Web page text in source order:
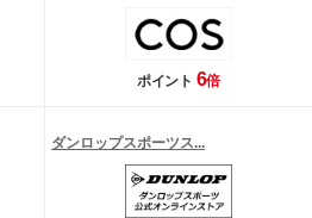
ポイント 6倍
ダンロップスポーツス...